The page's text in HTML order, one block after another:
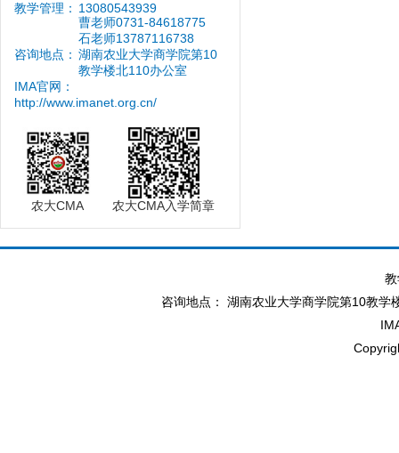
教学管理： 13080543939
曹老师0731-84618775
石老师13787116738
咨询地点： 湖南农业大学商学院第10
教学楼北110办公室
IMA官网：
http://www.imanet.org.cn/
农大CMA 农大CMA入学简章
咨询地点： 湖南农业大学商学院第10教